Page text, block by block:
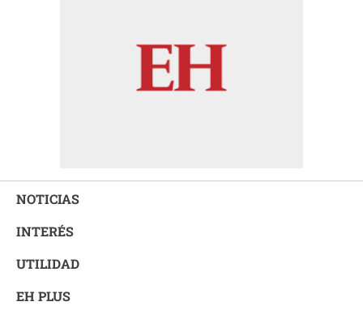
NOTICIAS
INTERÉS
UTILIDAD
EH PLUS